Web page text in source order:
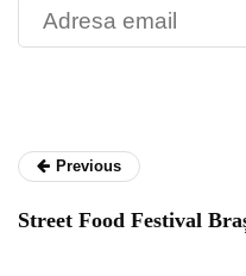
Previous
Street Food Festival